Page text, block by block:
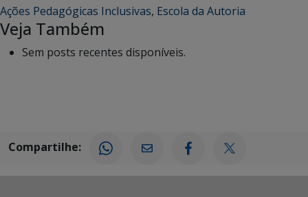
Ações Pedagógicas Inclusivas, Escola da Autoria
Veja Também
Sem posts recentes disponíveis.
Compartilhe: